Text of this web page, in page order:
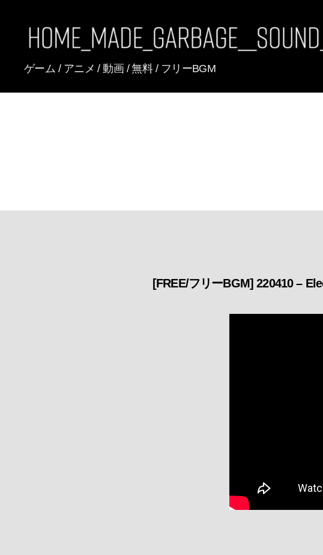
[FREE
BGM]
ゲーム / アニメ / 動画 / 無料 / フリーBGM
[FREE/フリーBGM] 220410 –